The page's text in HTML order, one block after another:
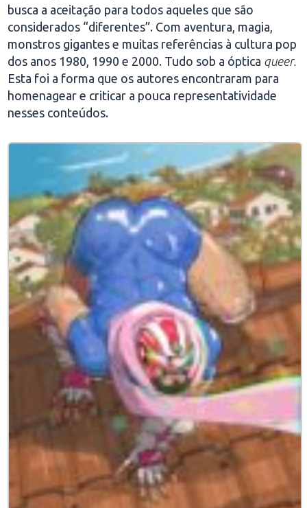
busca a aceitação para todos aqueles que são
considerados “diferentes”. Com aventura, magia,
monstros gigantes e muitas referências à cultura pop
dos anos 1980, 1990 e 2000. Tudo sob a óptica queer.
Esta foi a forma que os autores encontraram para
homenagear e criticar a pouca representatividade
nesses conteúdos.